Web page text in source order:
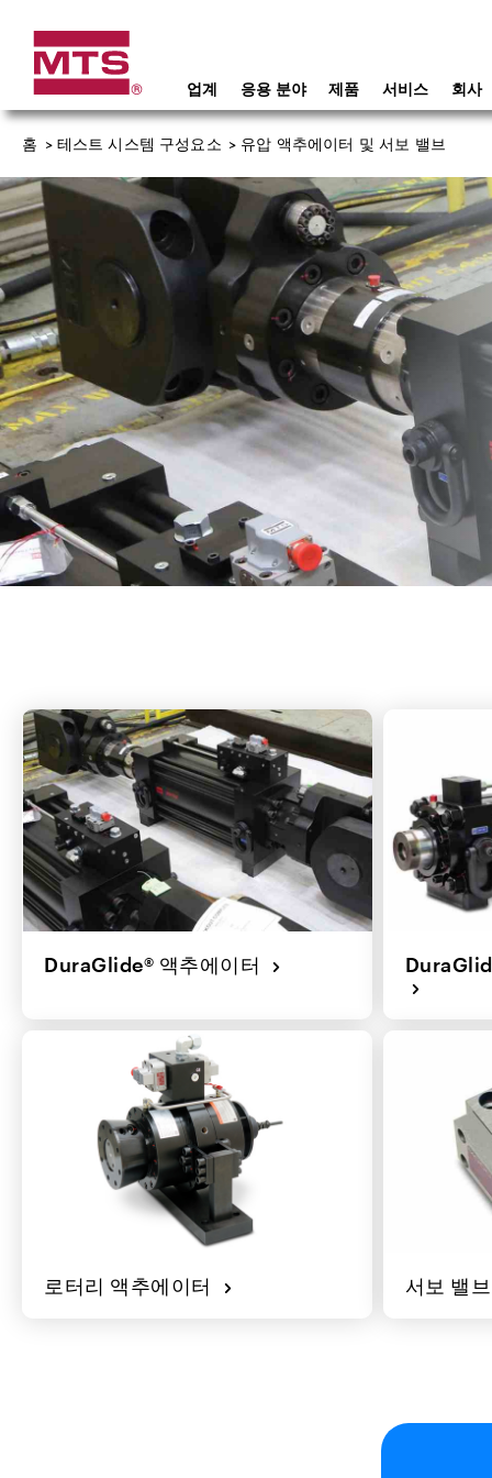
업계 응용 분야 제품 서비스 회사
홈 > 테스트 시스템 구성요소 > 유압 액추에이터 및 서보 밸브
DuraGlide® 액추에이터
로터리 액추에이터 서보 밸